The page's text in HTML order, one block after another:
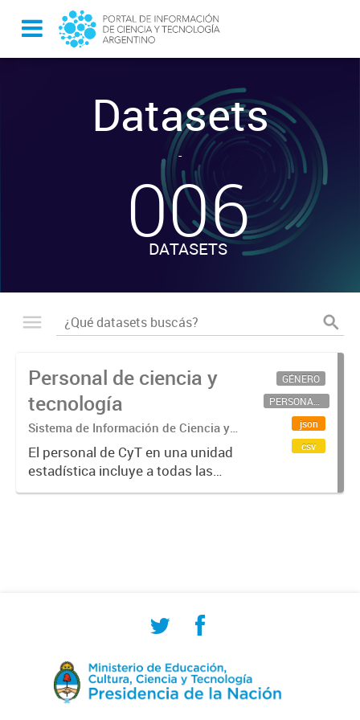
Datasets
-
006
DATASETS
Personal de ciencia y
tecnología
Sistema de Información de Ciencia y
Tecnología Argentino (SICYTAR)
El personal de CyT en una unidad
estadística incluye a todas las
personas involucradas
GÉNERO
PERSONAL CIENTÍFICO-TECNOLÓGICO
json
csv